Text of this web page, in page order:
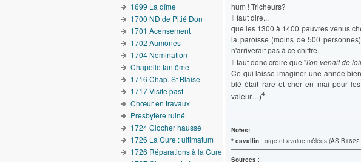
hum ! Tricheurs?
Il faut dire...
que les 1300 à 1400 pauvres venus
la paroisse (moins de 500
n'arriverait pas à ce chiffre.
Il faut donc croire que "l'on venait de
Ce qui laisse imaginer une année
blé était rare et cher en mai pour
valeur…)4.
Notes:
* cavallin : orge et avoine mêlées (AS B1622
Sources :
1699 La dîme
1700 ND de Pitié Don
1701 Acensement
1702 Aumônes
1704 Nomination
Chapelle fantôme
1716 Chap. St Blaise
1717 Visite past.
Chœur en travaux
Presbytère ruiné
1724 Clocher haussé
1726 La Cure : ultimatum
1726 Réparations à la Cure